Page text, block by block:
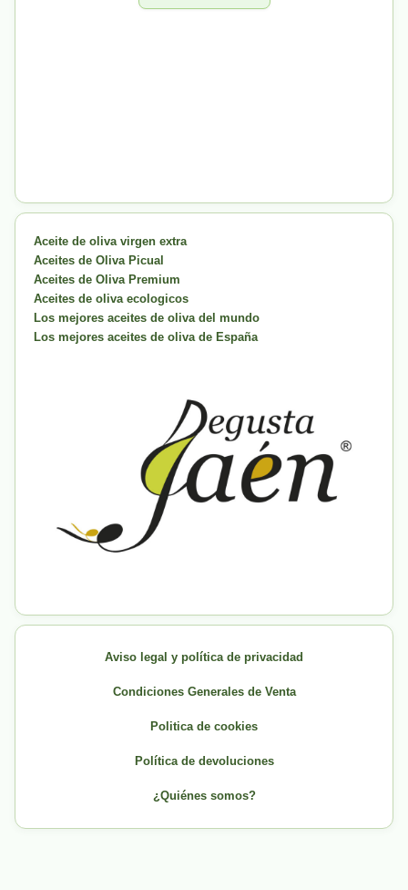
Aceite de oliva virgen extra
Aceites de Oliva Picual
Aceites de Oliva Premium
Aceites de oliva ecologicos
Los mejores aceites de oliva del mundo
Los mejores aceites de oliva de España
Aviso legal y política de privacidad
Condiciones Generales de Venta
Politica de cookies
Política de devoluciones
¿Quiénes somos?